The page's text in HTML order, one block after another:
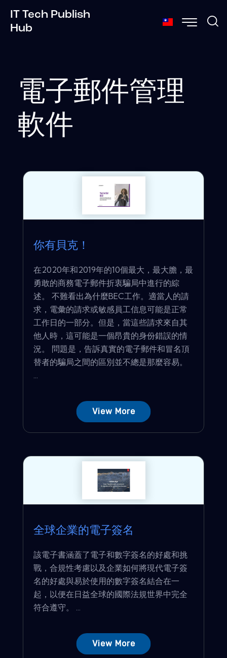
IT Tech Publish
Hub
電子郵件管理
軟件
你有貝克！
在2020年和2019年的10個最大，最大膽，最
勇敢的商務電子郵件折衷騙局中進行的綜
述。 不難看出為什麼BEC工作。適當人的請
求，電彙的請求或敏感員工信息可能是正常
工作日的一部分。但是，當這些請求來自其
他人時，這可能是一個昂貴的身份錯誤的情
況。 問題是，告訴真實的電子郵件和冒名頂
替者的騙局之間的區別並不總是那麼容易。
View More
全球企業的電子簽名
該電子書涵蓋了電子和數字簽名的好處和挑
戰，合規性考慮以及企業如何將現代電子簽
名的好處與易於使用的數字簽名結合在一
起，以便在日益全球的國際法規世界中完全
符合遵守。 ...
View More